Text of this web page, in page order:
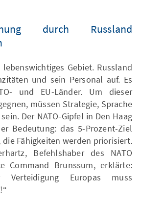
durch Russland
Gebiet. Russland
und sein Personal auf. Es
und EU-Länder. Um dieser
müssen Strategie, Sprache
Der NATO-Gipfel in Den Haag
Bedeutung: das 5-Prozent-Ziel
Fähigkeiten werden priorisiert.
Befehlshaber des NATO
Command Brunssum, erklärte:
Europas muss